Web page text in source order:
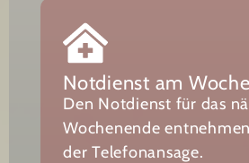
Notdienst am
Den Notdienst für das
Wochenende
der Telefonansage.